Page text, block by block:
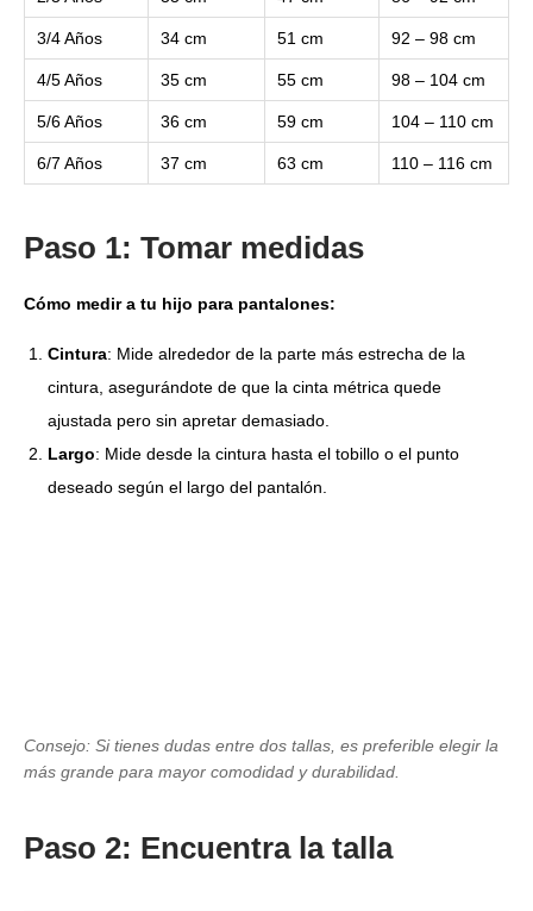
3/4 Años 34 cm 51 cm 92 – 98 cm
4/5 Años 35 cm 55 cm 98 – 104 cm
5/6 Años 36 cm 59 cm 104 – 110 cm
6/7 Años 37 cm 63 cm 110 – 116 cm
Paso 1: Tomar medidas
Cómo medir a tu hijo para pantalones:
Cintura: Mide alrededor de la parte más estrecha de la
cintura, asegurándote de que la cinta métrica quede
ajustada pero sin apretar demasiado.
Largo: Mide desde la cintura hasta el tobillo o el punto
deseado según el largo del pantalón.
Consejo: Si tienes dudas entre dos tallas, es preferible elegir la
más grande para mayor comodidad y durabilidad.
Paso 2: Encuentra la talla